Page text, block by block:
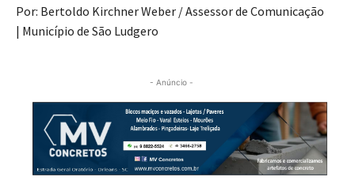
Por: Bertoldo Kirchner Weber / Assessor de Comunicação
| Município de São Ludgero
- Anúncio -